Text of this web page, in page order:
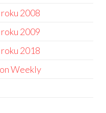
2008
2009
2018
Weekly